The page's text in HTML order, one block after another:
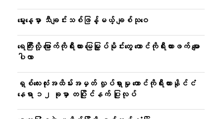
မွေးနေ့မှာ သီချင်းသစ်ဖြန့်မယ့် ချစ်သုဝေ
ရေကြီးလို့ မြောက်ကိုရီးယား မြေမြှုပ်မိုင်းတွေ တောင်ကိုရီးယားဖက် မျော
ပါလာ
ရှစ်လေးလုံးအထိမ်းအမှတ် လှုပ်ရှားမှု တောင်ကိုရီးယားနိုင်ငံ
နေရာ ၁၂ ခုမှာ တပြိုင်နက် ပြုလုပ်